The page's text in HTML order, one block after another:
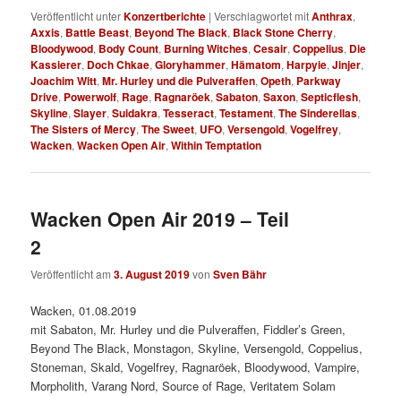
Veröffentlicht unterKonzertberichte |Verschlagwortet mitAnthrax,
Axxis, Battle Beast, Beyond The Black, Black Stone Cherry,
Bloodywood, Body Count, Burning Witches,Cesair,Coppelius, Die
Kassierer, Doch Chkae,Gloryhammer,Hämatom,Harpyie,Jinjer,
Joachim Witt,Mr. Hurley und die Pulveraffen,Opeth, Parkway
Drive, Powerwolf, Rage, Ragnaröek,Sabaton,Saxon,Septicflesh,
Skyline,Slayer,Suidakra,Tesseract,Testament,The Sinderellas,
The Sisters of Mercy,The Sweet, UFO,Versengold,Vogelfrey,
Wacken,Wacken Open Air,Within Temptation
Wacken Open Air 2019 – Teil
2
Veröffentlicht am3. August 2019vonSven Bähr
Wacken, 01.08.2019
mit Sabaton, Mr. Hurley und die Pulveraffen, Fiddler’s Green,
Beyond The Black, Monstagon, Skyline, Versengold, Coppelius,
Stoneman, Skald, Vogelfrey, Ragnaröek, Bloodywood, Vampire,
Morpholith, Varang Nord, Source of Rage, Veritatem Solam